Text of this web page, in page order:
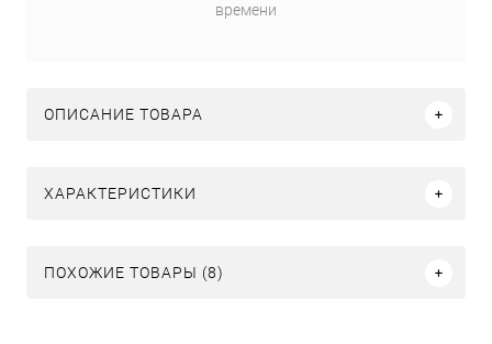
времени
ОПИСАНИЕ ТОВАРА
ХАРАКТЕРИСТИКИ
ПОХОЖИЕ ТОВАРЫ (8)